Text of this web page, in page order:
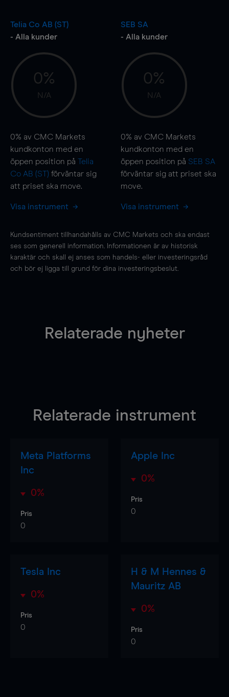
Telia Co AB (ST)
- Alla kunder
0%
N/A
0% av CMC Markets
kundkonton med en
öppen position på Telia
Co AB (ST) förväntar sig
att priset ska move.
Visa instrument
SEB SA
- Alla kunder
0%
N/A
0% av CMC Markets
kundkonton med en
öppen position på SEB SA
förväntar sig att priset ska
move.
Visa instrument
Kundsentiment tillhandahålls av CMC Markets och ska endast
ses som generell information. Informationen är av historisk
karaktär och skall ej anses som handels- eller investeringsråd
och bör ej ligga till grund för dina investeringsbeslut.
Relaterade nyheter
Relaterade instrument
Meta Platforms
Inc
0%
Pris
0
Apple Inc
0%
Pris
0
Tesla Inc
0%
Pris
0
H & M Hennes &
Mauritz AB
0%
Pris
0